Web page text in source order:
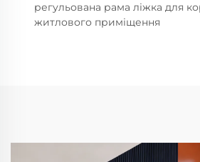
регульована рама ліжка для
житлового приміщення